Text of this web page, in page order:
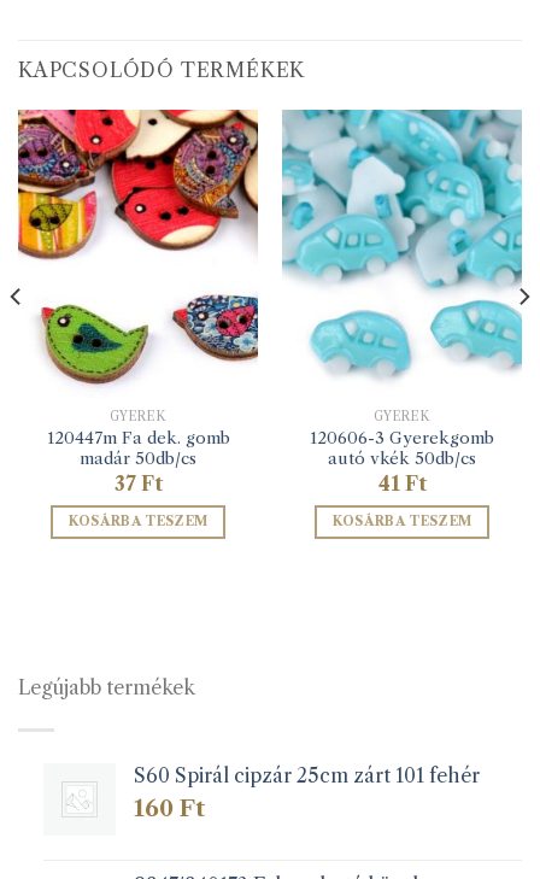
KAPCSOLÓDÓ TERMÉKEK
GYEREK
120447m Fa dek. gomb
madár 50db/cs
37 Ft
KOSÁRBA TESZEM
GYEREK
120606-3 Gyerekgomb
autó vkék 50db/cs
41 Ft
KOSÁRBA TESZEM
Legújabb termékek
S60 Spirál cipzár 25cm zárt 101 fehér
160 Ft